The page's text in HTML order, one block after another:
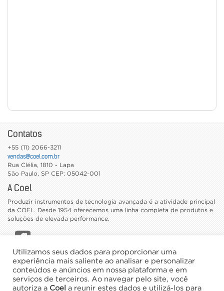
Contatos
+55 (11) 2066-3211
vendas@coel.com.br
Rua Clélia, 1810 - Lapa
São Paulo, SP CEP: 05042-001
A Coel
Produzir instrumentos de tecnologia avançada é a atividade principal
da COEL. Desde 1954 oferecemos uma linha completa de produtos e
soluções de elevada performance.
CATÁLOGOS
TRABALHE CONOSCO
NEWSLETTER
Utilizamos seus dados para proporcionar uma
experiência mais saliente ao analisar e personalizar
conteúdos e anúncios em nossa plataforma e em
serviços de terceiros. Ao navegar pelo site, você
autoriza a Coel a reunir estes dados e utilizá-los para